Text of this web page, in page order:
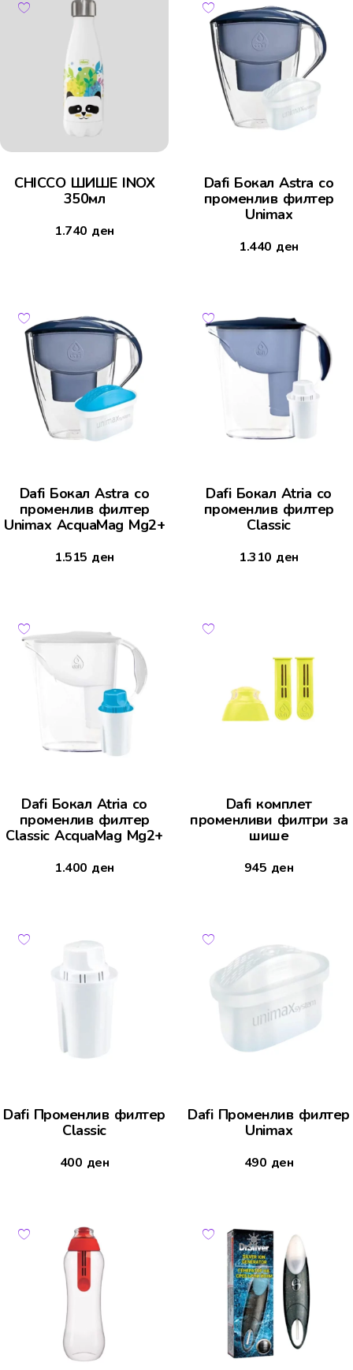
CHICCO ШИШЕ INOX
350мл
1.740 ден
Dafi Бокал Astra со
променлив филтер
Unimax
1.440 ден
Dafi Бокал Astra со
променлив филтер
Unimax AcquaMag Mg2+
1.515 ден
Dafi Бокал Atria со
променлив филтер
Classic
1.310 ден
Dafi Бокал Atria со
променлив филтер
Classic AcquaMag Mg2+
1.400 ден
Dafi комплет
променливи филтри за
шише
945 ден
Dafi Променлив филтер
Classic
400 ден
Dafi Променлив филтер
Unimax
490 ден